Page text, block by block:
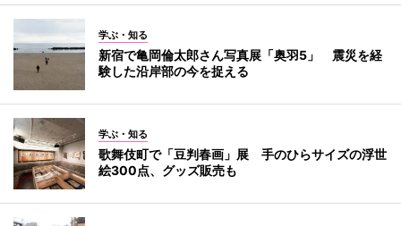
学ぶ・知る
新宿で亀岡倫太郎さん写真展「奥羽5」 震災を経
験した沿岸部の今を捉える
学ぶ・知る
歌舞伎町で「豆判春画」展 手のひらサイズの浮世
絵300点、グッズ販売も